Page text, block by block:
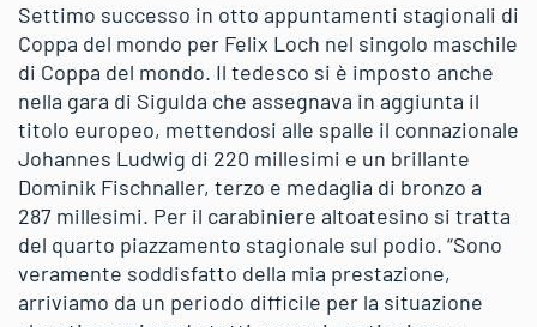
Settimo successo in otto appuntamenti stagionali di
Coppa del mondo per Felix Loch nel singolo maschile
di Coppa del mondo. Il tedesco si è imposto anche
nella gara di Sigulda che assegnava in aggiunta il
titolo europeo, mettendosi alle spalle il connazionale
Johannes Ludwig di 220 millesimi e un brillante
Dominik Fischnaller, terzo e medaglia di bronzo a
287 millesimi. Per il carabiniere altoatesino si tratta
del quarto piazzamento stagionale sul podio. “Sono
veramente soddisfatto della mia prestazione,
arriviamo da un periodo difficile per la situazione